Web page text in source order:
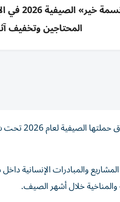
المحتاجين وتخفيف
أعلنت
خلال أشهر الصيف.